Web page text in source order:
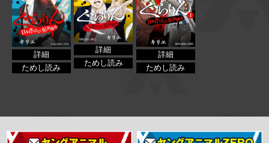
詳細
ためし読み
詳細
ためし読み
詳細
ためし読み